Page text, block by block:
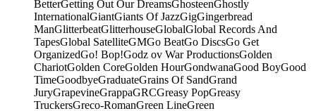
BetterGetting Out Our DreamsGhosteenGhostly
InternationalGiantGiants Of JazzGigGingerbread
ManGlitterbeatGlitterhouseGlobalGlobal Records And
TapesGlobal SatelliteGMGo BeatGo DiscsGo Get
OrganizedGo! Bop!Godz ov War ProductionsGolden
ChariotGolden CoreGolden HourGondwanaGood BoyGood
TimeGoodbyeGraduateGrains Of SandGrand
JuryGrapevineGrappaGRCGreasy PopGreasy
TruckersGreco-RomanGreen LineGreen